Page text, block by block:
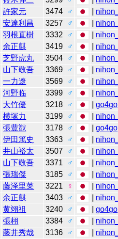
許家元 3474 ♂
安達利昌 3257 ♂
羽根直樹 3332 ♂
余正麒 3419 ♂
芝野虎丸 3504 ♂
山下敬吾 3369 ♂
一力遼 3569 ♂
河野临 3399 ♂
大竹優 3218 ♂ |go4go
横塚力 3199 ♂
張豊猷 3178 ♂ |go4go
伊田篤史 3363 ♂
井山裕太 3507 ♂
山下敬吾 3371 ♂
張瑞傑 3185 ♂
藤泽里菜 3221 ♀
余正麒 3403 ♂
黄翊祖 3240 ♂ |go4go
張栩 3384 ♂
藤井秀哉 3136 ♂